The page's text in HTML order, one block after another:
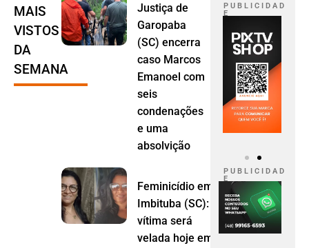
MAIS
VISTOS
DA
SEMANA
Justiça de
Garopaba
(SC) encerra
caso Marcos
Emanoel com
seis
condenações
e uma
absolvição
Feminicídio em
Imbituba (SC):
vítima será
velada hoje em
P U B L I C I D A D
E
P U B L I C I D A D
E